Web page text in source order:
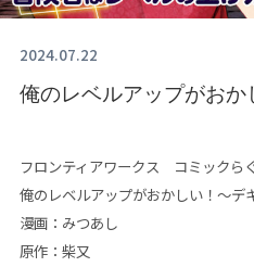
2024.07.22
俺のレベルアップがおか
フロンティアワークス コミックら
俺のレベルアップがおかしい！〜デ
漫画：みつあし
原作：柴又